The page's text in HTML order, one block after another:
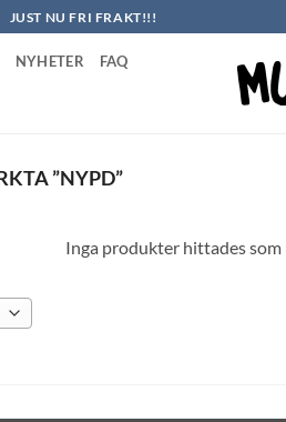
JUST NU FRI FRAKT!!!
NYHETER FAQ
”NYPD”
Inga produkter hittades